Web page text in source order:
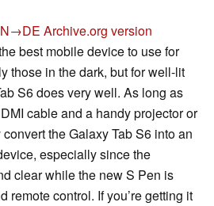
Archive.org version
best mobile device to use for
those in the dark, but for well-lit
S6 does very well. As long as
cable and a handy projector or
the Galaxy Tab S6 into an
especially since the
clear while the new S Pen is
remote control. If you’re getting it